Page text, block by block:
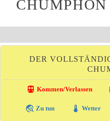
CHUMPHON
DER
directions_transit Kommen/Verlassen
travel_explore Zu tun thermostat Wetter